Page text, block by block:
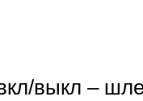
выкл –